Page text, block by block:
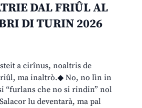
DAL FRIÛL AL
DI TURIN 2026
a cirînus, noaltris de
ma inaltrò.◆ No, no lìn in
“furlans che no si rindin” nol
lu deventarà, ma pal